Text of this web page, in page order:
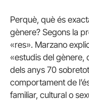
Perquè, què és
gènere? Segons la
«res». Marzano
«estudis del gènere,
dels anys 70
comportament de
familiar, cultural o